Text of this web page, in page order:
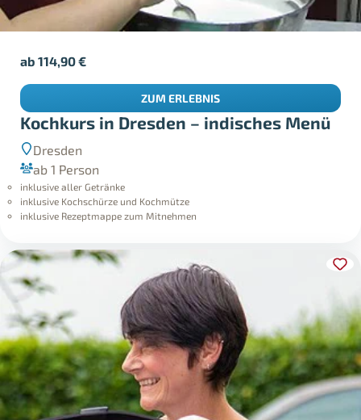
Kochkurs in Dresden – indisches Menü
Dresden
ab 1 Person
inklusive aller Getränke
inklusive Kochschürze und Kochmütze
inklusive Rezeptmappe zum Mitnehmen
ab114,90€
ZUM ERLEBNIS